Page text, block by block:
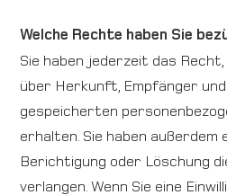
Welche Rechte haben Sie
Sie haben jederzeit das
über Herkunft, Empfänger
gespeicherten
erhalten. Sie haben außerdem
Berichtigung oder Löschung
verlangen. Wenn Sie eine